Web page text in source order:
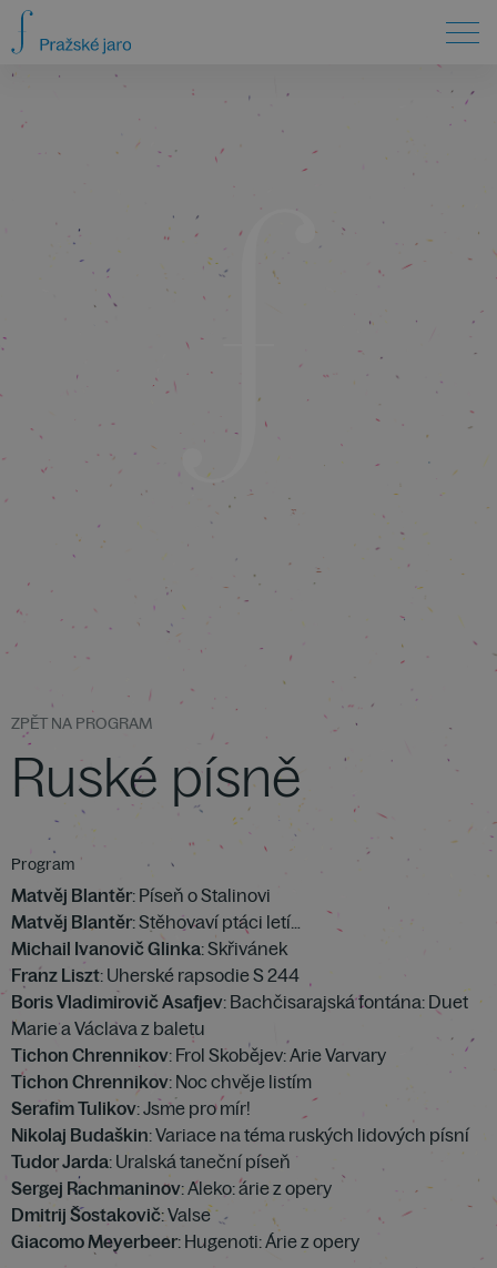
ZPĚT NA PROGRAM
Ruské písně
Program
Matvěj Blantěr: Píseň o Stalinovi
Matvěj Blantěr: Stěhovaví ptáci letí…
Michail Ivanovič Glinka: Skřivánek
Franz Liszt: Uherské rapsodie S 244
Boris Vladimirovič Asafjev: Bachčisarajská fontána: Duet
Marie a Václava z baletu
Tichon Chrennikov: Frol Skobějev: Arie Varvary
Tichon Chrennikov: Noc chvěje listím
Serafim Tulikov: Jsme pro mír!
Nikolaj Budaškin: Variace na téma ruských lidových písní
Tudor Jarda: Uralská taneční píseň
Sergej Rachmaninov: Aleko: árie z opery
Dmitrij Šostakovič: Valse
Giacomo Meyerbeer: Hugenoti: Árie z opery